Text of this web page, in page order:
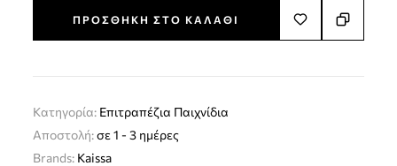
ΠΡΟΣΘΉΚΗ ΣΤΟ ΚΑΛΆΘΙ
Κατηγορία: Επιτραπέζια Παιχνίδια
Αποστολή:σε 1 - 3 ημέρες
Brands: Kaissa